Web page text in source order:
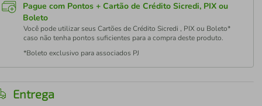
Pague com Pontos + Cartão de Crédito Sicredi, PIX ou
Boleto
Você pode utilizar seus Cartões de Crédito Sicredi , PIX ou Boleto*
caso não tenha pontos suficientes para a compra deste produto.
*Boleto exclusivo para associados PJ
Entrega